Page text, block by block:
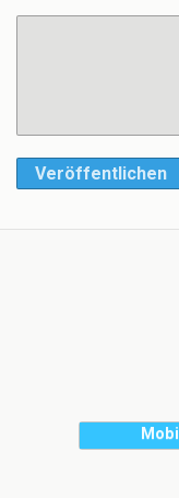
Veröffentlichen
Mobil